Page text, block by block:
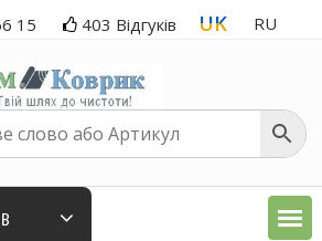
15 403 Відгуків UK RU